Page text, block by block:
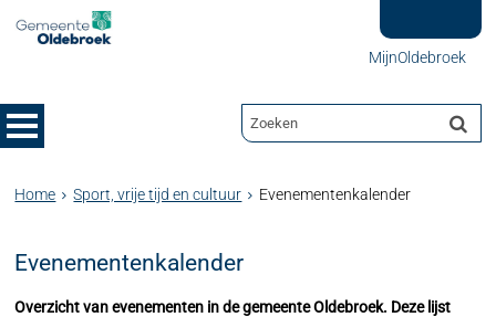
MijnOldebroek
Home Sport, vrije tijd en cultuur Evenementenkalender
Evenementenkalender
Overzicht van evenementen in de gemeente Oldebroek. Deze lijst